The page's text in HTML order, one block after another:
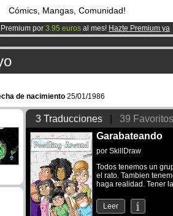
Cómics, Mangas, Comunidad!
por 3.95 euros al mes! Hazte Premium ya
miembrosy 1000Cómics y Mangas!.
está desormado lanzado!.
de nacimiento 25/01/1986
3 Traducciones
39 Favoritos
Garabateando
por SkillDraw
Todos tenemos un
el rato. Tambien
haga realidad. Tener
Leer